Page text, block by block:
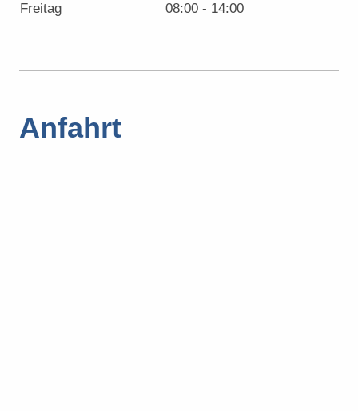
Freitag
08:00 - 14:00
Anfahrt